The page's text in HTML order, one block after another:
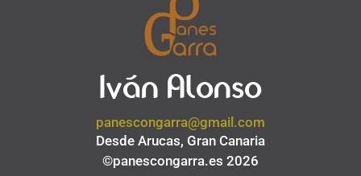
Iván Alonso
panescongarra@gmail.com
Desde Arucas, Gran Canaria
©panescongarra.es 2026